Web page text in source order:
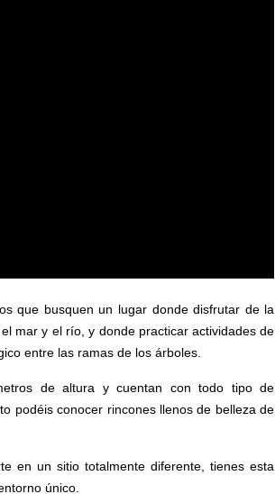
que busquen un lugar donde disfrutar de la
mar y el río, y donde practicar actividades de
entre las ramas de los árboles.
de altura y cuentan con todo tipo de
podéis conocer rincones llenos de belleza de
en un sitio totalmente diferente, tienes esta
único.